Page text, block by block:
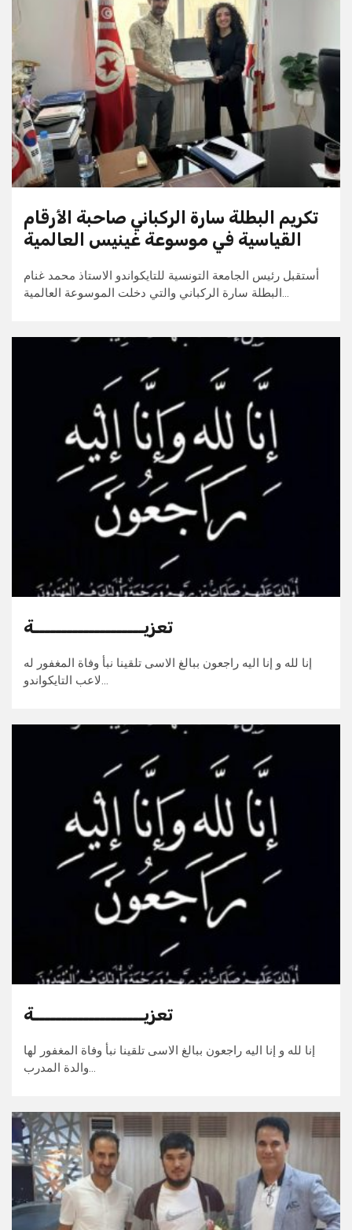
تكريم البطلة سارة الركباني صاحبة الأرقام
القياسية في موسوعة غينيس العالمية
أستقبل رئيس الجامعة التونسية للتايكواندو الاستاذ محمد غنام
البطلة سارة الركباني والتي دخلت الموسوعة العالمية…
تعزيــــــــــــــــــــة
إنا لله و إنا اليه راجعون ببالغ الاسى تلقينا نبأ وفاة المغفور له
لاعب التايكواندو…
تعزيــــــــــــــــــــة
إنا لله و إنا اليه راجعون ببالغ الاسى تلقينا نبأ وفاة المغفور لها
والدة المدرب…